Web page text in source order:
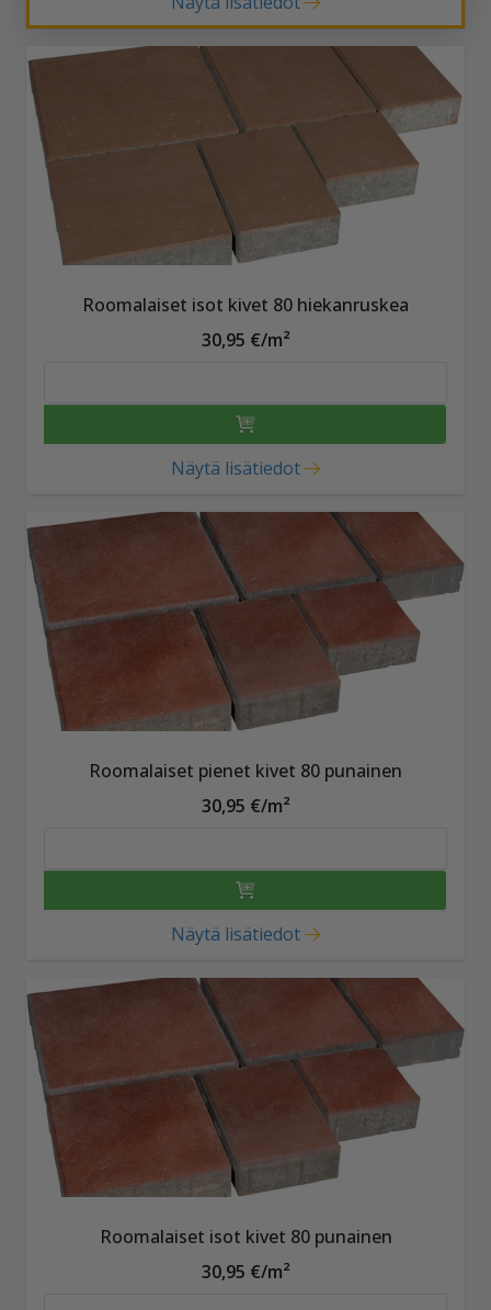
Roomalaiset isot kivet 80 hiekanruskea
30,95 €/m²
Näytä lisätiedot
Roomalaiset pienet kivet 80 punainen
30,95 €/m²
Näytä lisätiedot
Roomalaiset isot kivet 80 punainen
30,95 €/m²